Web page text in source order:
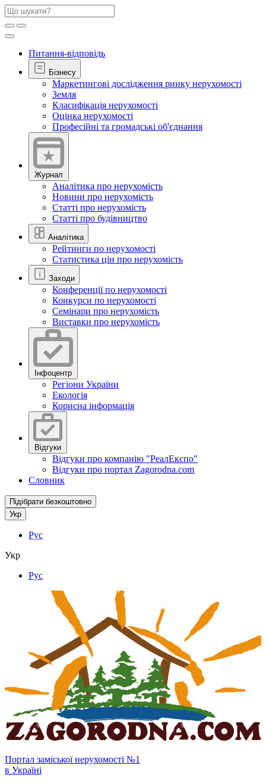
Питання-відповідь
Бізнесу
Маркетингові дослідження ринку нерухомості
Земля
Класифікація нерухомості
Оцінка нерухомості
Професійні та громадські об'єднання
Журнал
Аналітика про нерухомість
Новини про нерухомість
Статті про нерухомість
Статті про будівництво
Аналітика
Рейтинги по нерухомості
Статистика цін про нерухомість
Заходи
Конференції по нерухомості
Конкурси по нерухомості
Семінари про нерухомість
Виставки про нерухомість
Інфоцентр
Регіони України
Екологія
Корисна інформація
Відгуки
Відгуки про компанію "РеалЕкспо"
Відгуки про портал Zagorodna.com
Словник
Підібрати безкоштовно
Укр
Рус
Укр
Рус
Портал заміської нерухомості №1
в Україні